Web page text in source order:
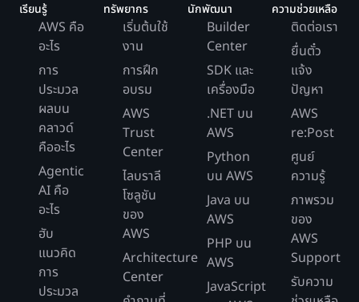
เรียนรู้
AWS คือ
อะไร
การ
ประมวล
ผลบน
คลาวด์
คืออะไร
Agentic
AI คือ
อะไร
ฮับ
แนวคิด
การ
ประมวล
ทรัพยากร
เริ่มต้นใช้
งาน
การฝึก
อบรม
AWS
Trust
Center
ไลบราลี
โซลูชัน
ของ
AWS
Architecture
Center
นักพัฒนา
Builder
Center
SDK และ
เครื่องมือ
.NET บน
AWS
Python
บน AWS
Java บน
AWS
PHP บน
AWS
JavaScript
ความช่วยเหลือ
ติดต่อเรา
ยื่นตั๋ว
แจ้ง
ปัญหา
AWS
re:Post
ศูนย์
ความรู้
ภาพรวม
ของ
AWS
Support
รับความ